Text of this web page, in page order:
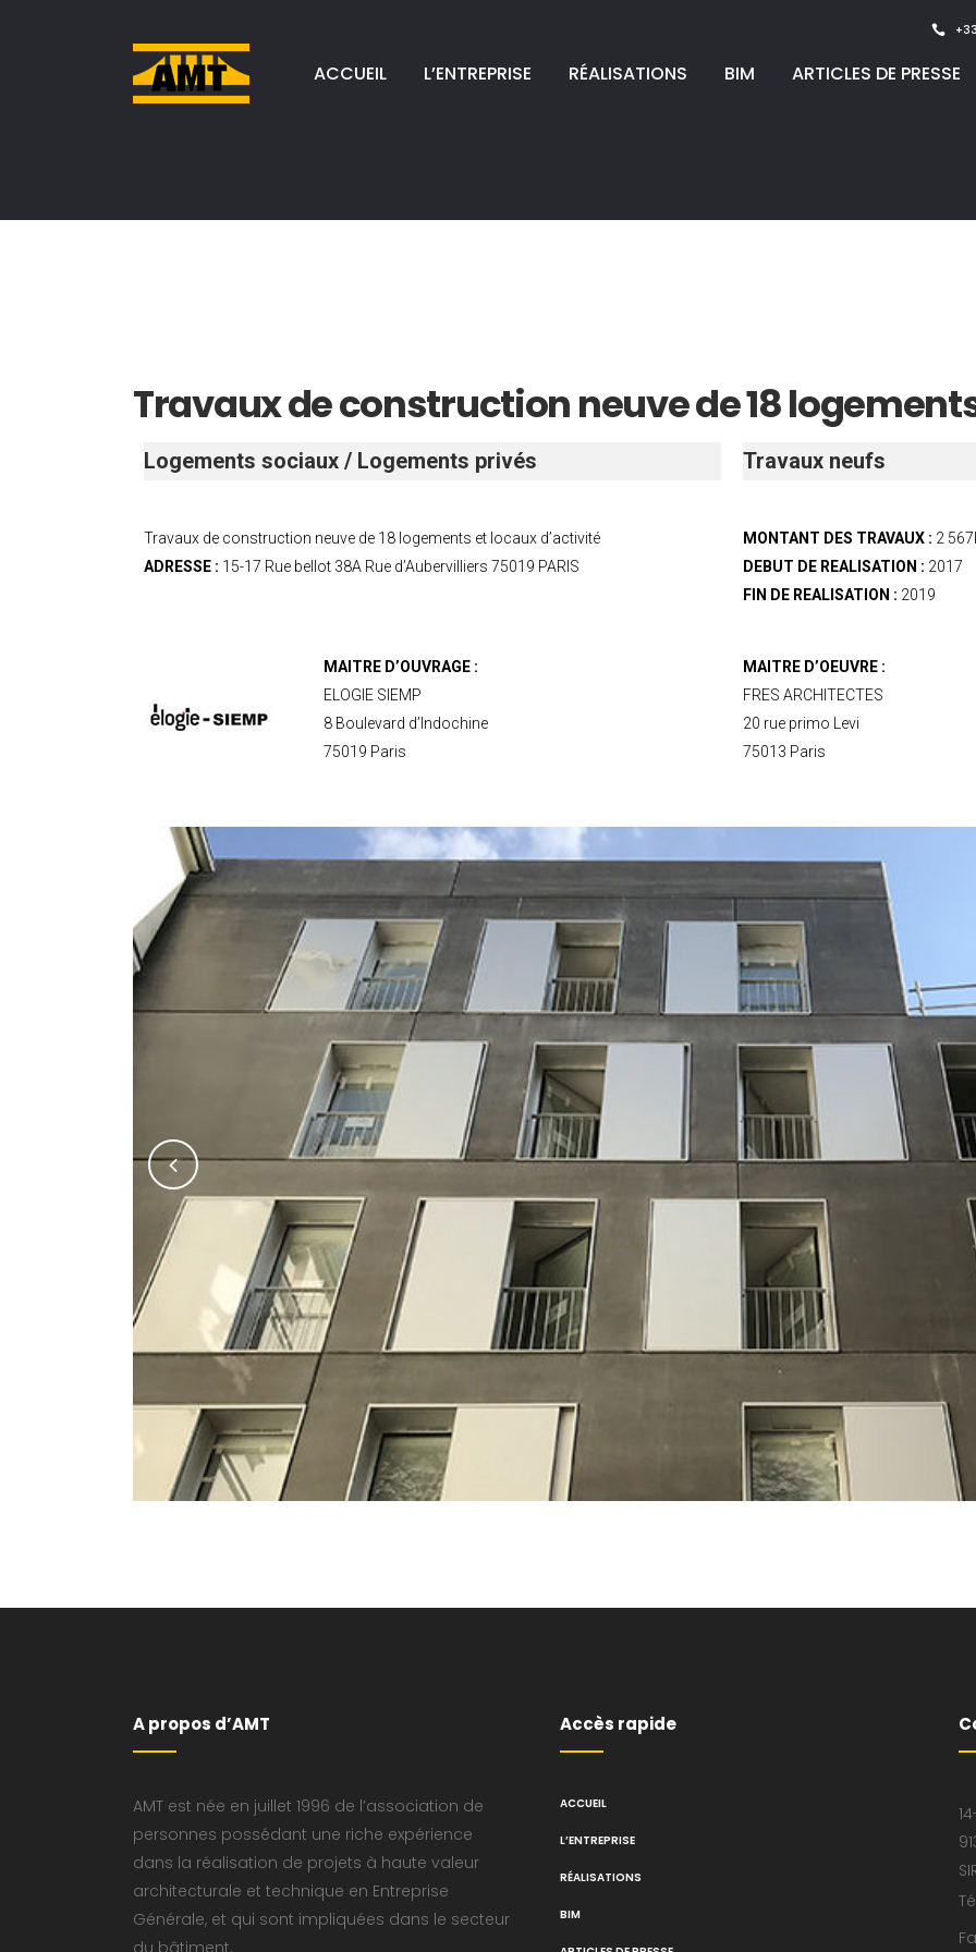
ACCUEIL L’ENTREPRISE RÉALISATIONS BIM ARTICLES DE PRESSE
Travaux de construction neuve de 18
Logements sociaux / Logements privés Travaux neufs
Travaux de construction neuve de 18 logements et locaux d’activité
ADRESSE : 15-17 Rue bellot 38A Rue d’Aubervilliers 75019 PARIS
MONTANT DES TRAVAUX : 2
DEBUT DE REALISATION : 2017
FIN DE REALISATION : 2019
MAITRE D’OUVRAGE :
ELOGIE SIEMP
8 Boulevard d’Indochine
75019 Paris
MAITRE D’OEUVRE :
FRES ARCHITECTES
20 rue primo Levi
75013 Paris
A propos d’AMT
AMT est née en juillet 1996 de l’association de
personnes possédant une riche expérience
dans la réalisation de projets à haute valeur
architecturale et technique en Entreprise
Générale, et qui sont impliquées dans le secteur
Accès rapide
ACCUEIL
L’ENTREPRISE
RÉALISATIONS
BIM